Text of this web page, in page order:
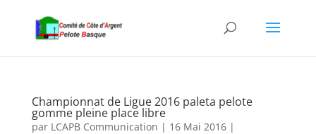
Championnat de Ligue 2016 paleta pelote
gomme pleine place libre
par LCAPB Communication | 16 Mai 2016|